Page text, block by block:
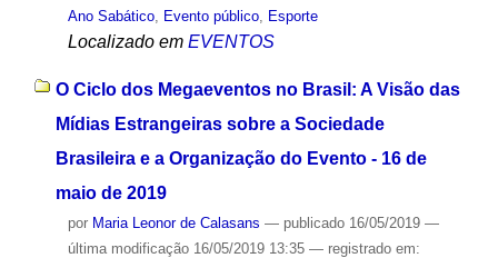
Ano Sabático, Evento público, Esporte
Localizado em EVENTOS
O Ciclo dos Megaeventos no Brasil: A Visão das
Mídias Estrangeiras sobre a Sociedade
Brasileira e a Organização do Evento - 16 de
maio de 2019
por Maria Leonor de Calasans — publicado16/05/2019 —
última modificação16/05/2019 13:35 — registrado em: